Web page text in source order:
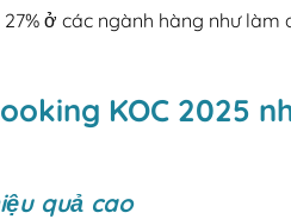
ở các ngành hàng như làm
KOC 2025
quả cao